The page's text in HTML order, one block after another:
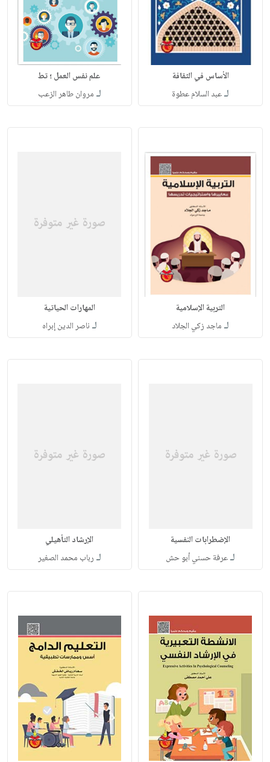
الأساس في الثقافة
لـعبد السلام عطوة
علم نفس العمل ؛ تط
لـ مروان طاهر الزعب
التربية الإسلامية
لـ ماجد زكي الجلاد
المهارات الحياتية
لـ ناصر الدين إبراه
الإضطرابات النفسية
لـعرفة حسني أبو حش
الإرشاد التأهيلي
لـ رباب محمد الصغير